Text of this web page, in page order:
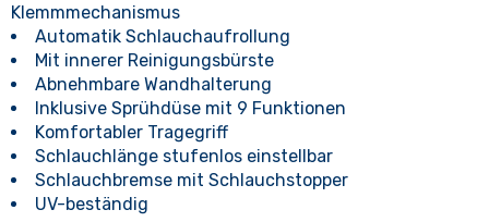
Klemmmechanismus
Automatik Schlauchaufrollung
Mit innerer Reinigungsbürste
Abnehmbare Wandhalterung
Inklusive Sprühdüse mit 9 Funktionen
Komfortabler Tragegriff
Schlauchlänge stufenlos einstellbar
Schlauchbremse mit Schlauchstopper
UV-beständig